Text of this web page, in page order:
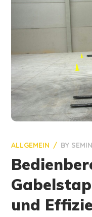
ALLGEMEIN BY
und